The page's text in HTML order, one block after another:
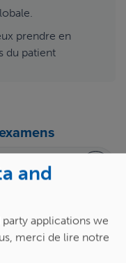
prendre en
du patient
J K L M
N
W X Y Z
and
applications we
merci de lire notre